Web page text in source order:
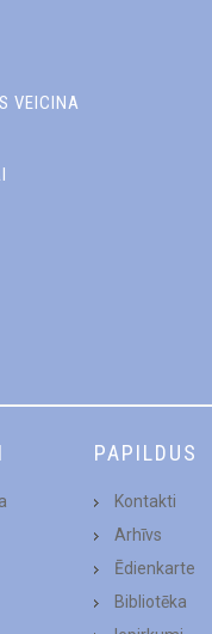
VEICINA
PAPILDUS
Kontakti
Arhīvs
Ēdienkarte
Bibliotēka